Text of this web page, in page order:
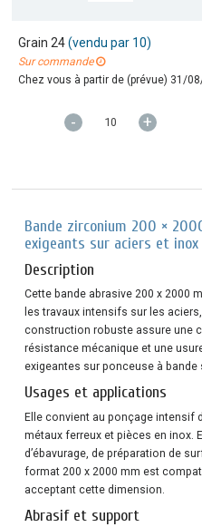
Grain 24(vendu par 10)
Sur commande
Chez vous à partir de (prévue) 31/
- +
Bande zirconium 200 ×
exigeants sur aciers et inox
Description
Cette bande abrasive 200 x 2000
les travaux intensifs sur les
construction robuste assure une
résistance mécanique et une
exigeantes sur ponceuse à bande
Usages et applications
Elle convient au ponçage intensif
métaux ferreux et pièces en inox.
d’ébavurage, de préparation de
format 200 x 2000 mm est
acceptant cette dimension.
Abrasif et support